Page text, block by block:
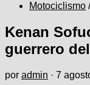
Motociclismo /
Kenan
guerrero
por admin · 7